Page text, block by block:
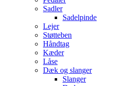
Sadler
Sadelpinde
Lejer
Støtteben
Håndtag
Kæder
Låse
Dæk og slanger
Slanger